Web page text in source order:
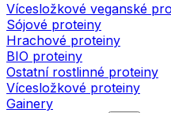
Vícesložkové veganské
Sójové proteiny
Hrachové proteiny
BIO proteiny
Ostatní rostlinné proteiny
Vícesložkové proteiny
Gainery